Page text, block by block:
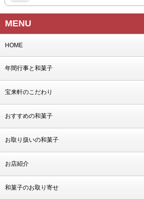
MENU
HOME
年間行事と和菓子
宝来軒のこだわり
おすすめの和菓子
お取り扱いの和菓子
お店紹介
和菓子のお取り寄せ